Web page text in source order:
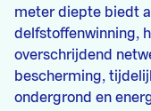
meter diepte biedt
delfstoffenwinning,
overschrijdend
bescherming,
ondergrond en